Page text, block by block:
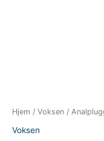
Hjem / Voksen /
Voksen